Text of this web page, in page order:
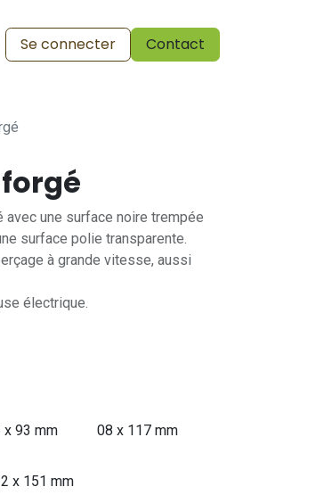
Pergola Vos réalisations
Se connecter Contact
une surface noire trempée
surface polie transparente.
à grande vitesse, aussi
électrique.
x 93 mm 08 x 117 mm
x 151 mm